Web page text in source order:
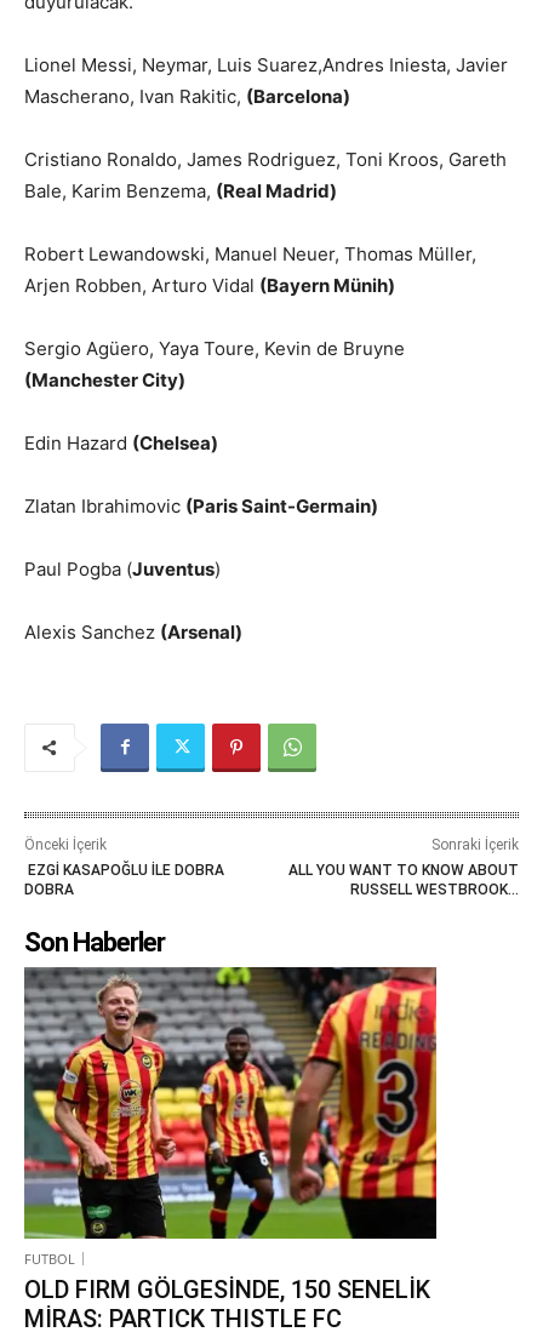
Lionel Messi, Neymar, Luis Suarez,Andres Iniesta, Javier
Mascherano, Ivan Rakitic, (Barcelona)
Cristiano Ronaldo, James Rodriguez, Toni Kroos, Gareth
Bale, Karim Benzema, (Real Madrid)
Robert Lewandowski, Manuel Neuer, Thomas Müller,
Arjen Robben, Arturo Vidal (Bayern Münih)
Sergio Agüero, Yaya Toure, Kevin de Bruyne
(Manchester City)
Edin Hazard (Chelsea)
Zlatan Ibrahimovic (Paris Saint-Germain)
Paul Pogba (Juventus)
Alexis Sanchez (Arsenal)
Önceki İçerik
EZGİ KASAPOĞLU İLE DOBRA
DOBRA
Sonraki İçerik
ALL YOU WANT TO KNOW ABOUT
RUSSELL WESTBROOK…
Son Haberler
FUTBOL
OLD FIRM GÖLGESİNDE, 150 SENELİK
MİRAS: PARTICK THISTLE FC